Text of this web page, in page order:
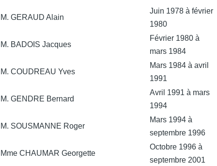
M. GERAUD Alain
Juin 1978 à février
1980
M. BADOIS Jacques
Février 1980 à
mars 1984
M. COUDREAU Yves
Mars 1984 à avril
1991
M. GENDRE Bernard
Avril 1991 à mars
1994
M. SOUSMANNE Roger
Mars 1994 à
septembre 1996
Mme CHAUMAR Georgette
Octobre 1996 à
septembre 2001